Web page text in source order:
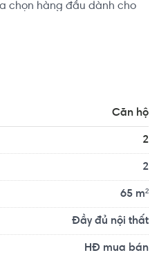
chọn hàng đầu dành cho
phòng tập gym lầu 2 (nhìn
tiệc nướng BBQ, khu tầng
Audio - intercom liên hệ
lên tầng an ninh tuyệt đối,
siêu thị Co.op Mart, trường
nằm gọn trong bán kính
Căn hộ
2
2
65 m²
Đầy đủ nội thất
HĐ mua bán